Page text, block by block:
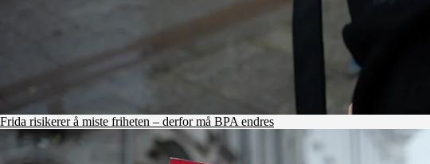
Frida risikerer å miste friheten – derfor må BPA endres